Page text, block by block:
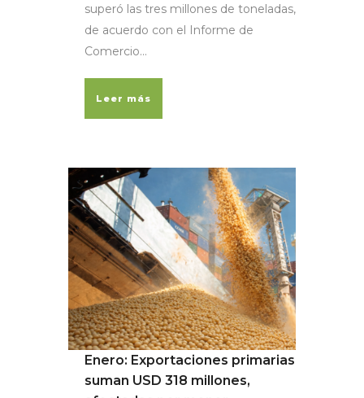
superó las tres millones de toneladas,
de acuerdo con el Informe de
Comercio...
Leer más
Enero: Exportaciones primarias
suman USD 318 millones,